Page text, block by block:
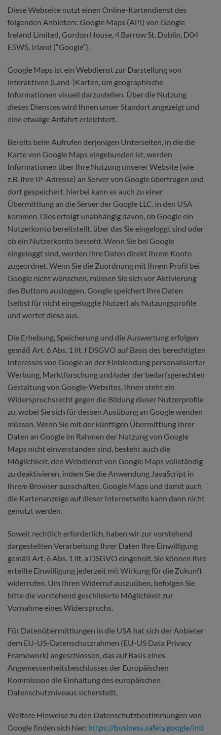
Diese Webseite nutzt einen Online-Kartendienst des
folgenden Anbieters: Google Maps (API) von Google
Ireland Limited, Gordon House, 4 Barrow St, Dublin, D04
E5W5, Irland (“Google”).
Google Maps ist ein Webdienst zur Darstellung von
interaktiven (Land-)Karten, um geographische
Informationen visuell darzustellen. Über die Nutzung
dieses Dienstes wird Ihnen unser Standort angezeigt und
eine etwaige Anfahrt erleichtert.
Bereits beim Aufrufen derjenigen Unterseiten, in die die
Karte von Google Maps eingebunden ist, werden
Informationen über Ihre Nutzung unserer Website (wie
z.B. Ihre IP-Adresse) an Server von Google übertragen und
dort gespeichert, hierbei kann es auch zu einer
Übermittlung an die Server der Google LLC. in den USA
kommen. Dies erfolgt unabhängig davon, ob Google ein
Nutzerkonto bereitstellt, über das Sie eingeloggt sind oder
ob ein Nutzerkonto besteht. Wenn Sie bei Google
eingeloggt sind, werden Ihre Daten direkt Ihrem Konto
zugeordnet. Wenn Sie die Zuordnung mit Ihrem Profil bei
Google nicht wünschen, müssen Sie sich vor Aktivierung
des Buttons ausloggen. Google speichert Ihre Daten
(selbst für nicht eingeloggte Nutzer) als Nutzungsprofile
und wertet diese aus.
Die Erhebung, Speicherung und die Auswertung erfolgen
gemäß Art. 6 Abs. 1 lit. f DSGVO auf Basis des berechtigten
Interesses von Google an der Einblendung personalisierter
Werbung, Marktforschung und/oder der bedarfsgerechten
Gestaltung von Google-Websites. Ihnen steht ein
Widerspruchsrecht gegen die Bildung dieser Nutzerprofile
zu, wobei Sie sich für dessen Ausübung an Google wenden
müssen. Wenn Sie mit der künftigen Übermittlung Ihrer
Daten an Google im Rahmen der Nutzung von Google
Maps nicht einverstanden sind, besteht auch die
Möglichkeit, den Webdienst von Google Maps vollständig
zu deaktivieren, indem Sie die Anwendung JavaScript in
Ihrem Browser ausschalten. Google Maps und damit auch
die Kartenanzeige auf dieser Internetseite kann dann nicht
genutzt werden.
Soweit rechtlich erforderlich, haben wir zur vorstehend
dargestellten Verarbeitung Ihrer Daten Ihre Einwilligung
gemäß Art. 6 Abs. 1 lit. a DSGVO eingeholt. Sie können Ihre
erteilte Einwilligung jederzeit mit Wirkung für die Zukunft
widerrufen. Um Ihren Widerruf auszuüben, befolgen Sie
bitte die vorstehend geschilderte Möglichkeit zur
Vornahme eines Widerspruchs.
Für Datenübermittlungen in die USA hat sich der Anbieter
dem EU-US-Datenschutzrahmen (EU-US Data Privacy
Framework) angeschlossen, das auf Basis eines
Angemessenheitsbeschlusses der Europäischen
Kommission die Einhaltung des europäischen
Datenschutzniveaus sicherstellt.
Weitere Hinweise zu den Datenschutzbestimmungen von
Google finden sich hier: https://business.safety.google/intl